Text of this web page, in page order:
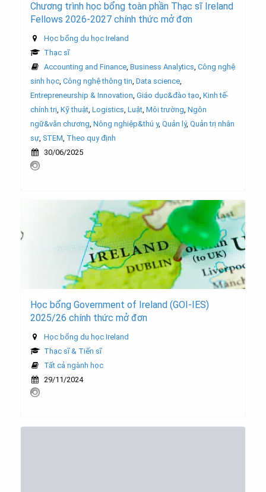
Chương trình học bổng toàn phần Thạc sĩ Ireland
Fellows 2026-2027 chính thức mở đơn
Học bổng du học Ireland
Thạc sĩ
Accounting and Finance, Business Analytics, Công nghệ
sinh học, Công nghệ thông tin, Data science,
Entrepreneurship & Innovation, Giáo dục&đào tạo, Kinh tế-
chính trị, Kỹ thuật, Logistics, Luật, Môi trường, Ngôn
ngữ&văn chương, Nông nghiệp&thú y, Quản lý, Quản trị nhân
sự, STEM, Theo quy định
30/06/2025
Học bổng Government of Ireland (GOI-IES)
2025/26 chính thức mở đơn
Học bổng du học Ireland
Thạc sĩ & Tiến sĩ
Tất cả ngành học
29/11/2024